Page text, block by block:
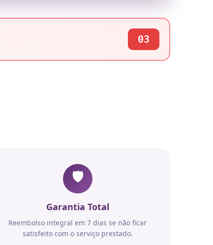
03
🛡️
Garantia Total
Reembolso integral em 7 dias se não ficar
satisfeito com o serviço prestado.